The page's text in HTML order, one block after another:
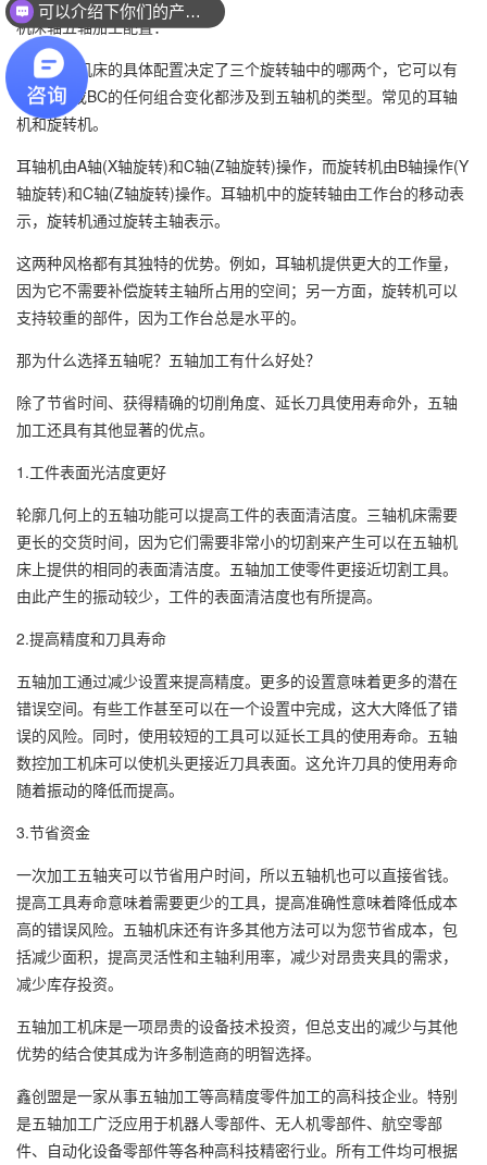
机床轴五轴加工配置：
五轴加工机床的具体配置决定了三个旋转轴中的哪两个，它可以有
AB、AC或BC的任何组合变化都涉及到五轴机的类型。常见的耳轴
机和旋转机。
耳轴机由A轴(X轴旋转)和C轴(Z轴旋转)操作，而旋转机由B轴操作(Y
轴旋转)和C轴(Z轴旋转)操作。耳轴机中的旋转轴由工作台的移动表
示，旋转机通过旋转主轴表示。
这两种风格都有其独特的优势。例如，耳轴机提供更大的工作量，
因为它不需要补偿旋转主轴所占用的空间；另一方面，旋转机可以
支持较重的部件，因为工作台总是水平的。
那为什么选择五轴呢？五轴加工有什么好处？
除了节省时间、获得精确的切削角度、延长刀具使用寿命外，五轴
加工还具有其他显著的优点。
1.工件表面光洁度更好
轮廓几何上的五轴功能可以提高工件的表面清洁度。三轴机床需要
更长的交货时间，因为它们需要非常小的切割来产生可以在五轴机
床上提供的相同的表面清洁度。五轴加工使零件更接近切割工具。
由此产生的振动较少，工件的表面清洁度也有所提高。
2.提高精度和刀具寿命
五轴加工通过减少设置来提高精度。更多的设置意味着更多的潜在
错误空间。有些工作甚至可以在一个设置中完成，这大大降低了错
误的风险。同时，使用较短的工具可以延长工具的使用寿命。五轴
数控加工机床可以使机头更接近刀具表面。这允许刀具的使用寿命
随着振动的降低而提高。
3.节省资金
一次加工五轴夹可以节省用户时间，所以五轴机也可以直接省钱。
提高工具寿命意味着需要更少的工具，提高准确性意味着降低成本
高的错误风险。五轴机床还有许多其他方法可以为您节省成本，包
括减少面积，提高灵活性和主轴利用率，减少对昂贵夹具的需求，
减少库存投资。
五轴加工机床是一项昂贵的设备技术投资，但总支出的减少与其他
优势的结合使其成为许多制造商的明智选择。
鑫创盟是一家从事五轴加工等高精度零件加工的高科技企业。特别
是五轴加工广泛应用于机器人零部件、无人机零部件、航空零部
件、自动化设备零部件等各种高科技精密行业。所有工件均可根据
可以介绍下你们的产品么？